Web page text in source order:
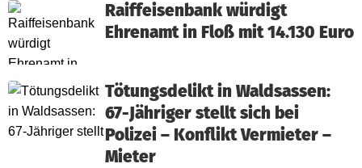
Raiffeisenbank würdigt
Ehrenamt in Floß mit 14.130 Euro
Tötungsdelikt in Waldsassen:
67-Jähriger stellt sich bei
Polizei – Konflikt Vermieter –
Mieter